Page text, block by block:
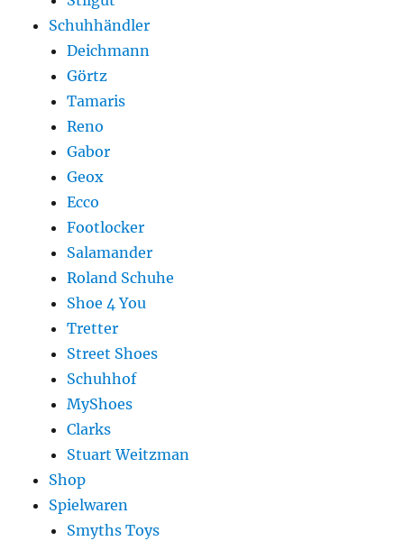
Schuhhändler
Deichmann
Görtz
Tamaris
Reno
Gabor
Geox
Ecco
Footlocker
Salamander
Roland Schuhe
Shoe 4 You
Tretter
Street Shoes
Schuhhof
MyShoes
Clarks
Stuart Weitzman
Shop
Spielwaren
Smyths Toys